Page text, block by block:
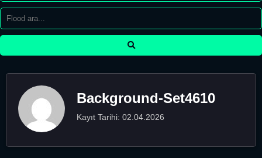
Background-Set4610
Kayıt Tarihi: 02.04.2026